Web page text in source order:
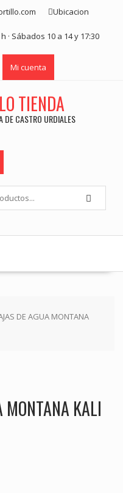
Ubicacion
· Sábados 10 a 14 y 17:30
Mi cuenta
TIENDA
DE CASTRO URDIALES
DE AGUA MONTANA
MONTANA KALI